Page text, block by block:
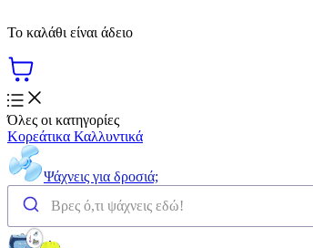
Το καλάθι είναι άδειο
Όλες οι κατηγορίες
Κορεάτικα Καλλυντικά
Ψάχνεις για δροσιά;